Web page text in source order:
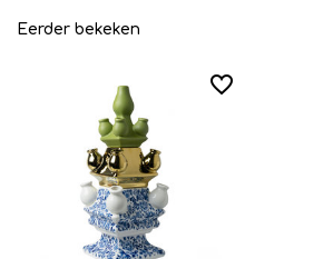
Eerder bekeken